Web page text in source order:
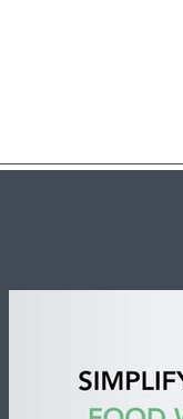
Alivetaste.
vai ter chefs